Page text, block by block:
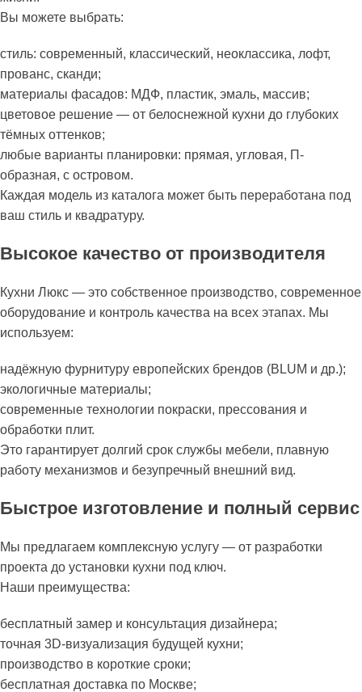
Вы можете выбрать:
стиль: современный, классический, неоклассика, лофт,
прованс, сканди;
материалы фасадов: МДФ, пластик, эмаль, массив;
цветовое решение — от белоснежной кухни до глубоких
тёмных оттенков;
любые варианты планировки: прямая, угловая, П-
образная, с островом.
Каждая модель из каталога может быть переработана под
ваш стиль и квадратуру.
Высокое качество от производителя
Кухни Люкс — это собственное производство, современное
оборудование и контроль качества на всех этапах. Мы
используем:
надёжную фурнитуру европейских брендов (BLUM и др.);
экологичные материалы;
современные технологии покраски, прессования и
обработки плит.
Это гарантирует долгий срок службы мебели, плавную
работу механизмов и безупречный внешний вид.
Быстрое изготовление и полный сервис
Мы предлагаем комплексную услугу — от разработки
проекта до установки кухни под ключ.
Наши преимущества:
бесплатный замер и консультация дизайнера;
точная 3D-визуализация будущей кухни;
производство в короткие сроки;
бесплатная доставка по Москве;